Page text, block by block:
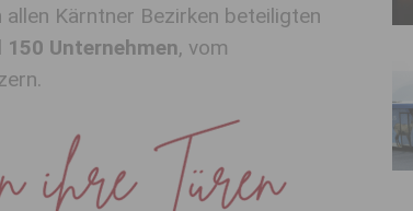
Kärntner Bezirken beteiligten
150 Unternehmen, vom